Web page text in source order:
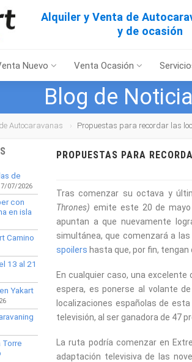
Alquiler y Venta de
y de ocasión
Nuevo Venta Ocasión
Blog de
Autocaravanas Propuestas para recordar las
de
07/2026
con
en isla
Camino
13 al 21
Yakart
Torre
PROPUESTAS PARA
Tras comenzar su octava y
Thrones) emite este 20 de
apuntan a que nuevamente
simultánea, que comenzará a las
spoilers hasta que, por fin, tengan
En cualquier caso, una
espera, es ponerse al volante
localizaciones españolas de
televisión, al ser ganadora de 47
La ruta podría comenzar en
adaptación televisiva de las